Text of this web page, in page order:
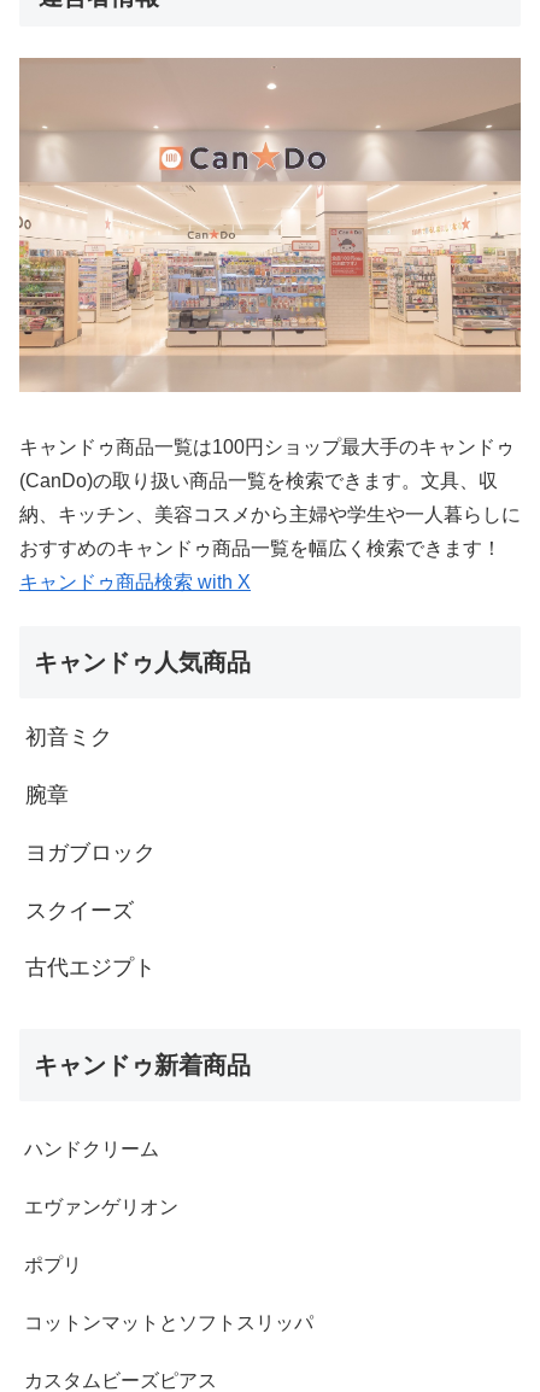
キャンドゥ商品一覧は100円ショップ最大手のキャンドゥ
(CanDo)の取り扱い商品一覧を検索できます。文具、収
納、キッチン、美容コスメから主婦や学生や一人暮らしに
おすすめのキャンドゥ商品一覧を幅広く検索できます！
キャンドゥ商品検索 with X
キャンドゥ人気商品
初音ミク
腕章
ヨガブロック
スクイーズ
古代エジプト
キャンドゥ新着商品
ハンドクリーム
エヴァンゲリオン
ポプリ
コットンマットとソフトスリッパ
カスタムビーズピアス